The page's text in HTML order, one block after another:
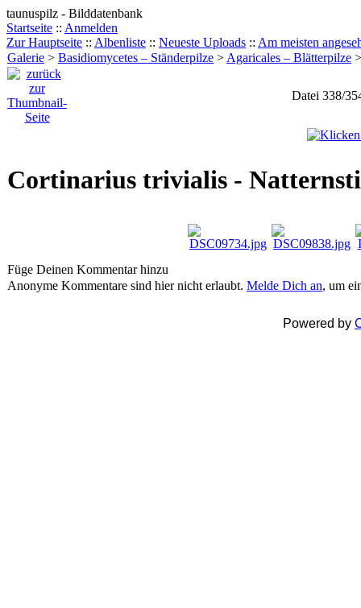
taunuspilz - Bilddatenbank
Startseite :: Anmelden
Zur Hauptseite :: Albenliste :: Neueste Uploads :: Am meisten
Galerie > Basidiomycetes – Ständerpilze > Agaricales – Blätterpilze
Datei 338/
Cortinarius trivialis -
Füge Deinen Kommentar hinzu
Anonyme Kommentare sind hier nicht erlaubt. Melde Dich an, um
Powered by